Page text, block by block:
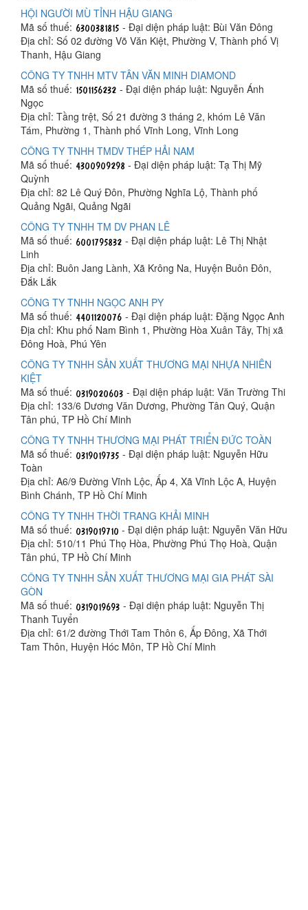
HỘI NGƯỜI MÙ TỈNH HẬU GIANG
Mã số thuế:
- Đại diện pháp luật: Bùi Văn Đông
Địa chỉ: Số 02 đường Võ Văn Kiệt, Phường V, Thành phố Vị
Thanh, Hậu Giang
CÔNG TY TNHH MTV TÂN VĂN MINH DIAMOND
Mã số thuế:
- Đại diện pháp luật: Nguyễn Ánh
Ngọc
Địa chỉ: Tầng trệt, Số 21 đường 3 tháng 2, khóm Lê Văn
Tám, Phường 1, Thành phố Vĩnh Long, Vĩnh Long
CÔNG TY TNHH TMDV THÉP HẢI NAM
Mã số thuế:
- Đại diện pháp luật: Tạ Thị Mỹ
Quỳnh
Địa chỉ: 82 Lê Quý Đôn, Phường Nghĩa Lộ, Thành phố
Quảng Ngãi, Quảng Ngãi
CÔNG TY TNHH TM DV PHAN LÊ
Mã số thuế:
- Đại diện pháp luật: Lê Thị Nhật
Linh
Địa chỉ: Buôn Jang Lành, Xã Krông Na, Huyện Buôn Đôn,
Đắk Lắk
CÔNG TY TNHH NGỌC ANH PY
Mã số thuế:
- Đại diện pháp luật: Đặng Ngọc Anh
Địa chỉ: Khu phố Nam Bình 1, Phường Hòa Xuân Tây, Thị xã
Đông Hoà, Phú Yên
CÔNG TY TNHH SẢN XUẤT THƯƠNG MẠI NHỰA NHIÊN
KIỆT
Mã số thuế:
- Đại diện pháp luật: Văn Trường Thi
Địa chỉ: 133/6 Dương Văn Dương, Phường Tân Quý, Quận
Tân phú, TP Hồ Chí Minh
CÔNG TY TNHH THƯƠNG MẠI PHÁT TRIỂN ĐỨC TOÀN
Mã số thuế:
- Đại diện pháp luật: Nguyễn Hữu
Toàn
Địa chỉ: A6/9 Đường Vĩnh Lộc, Ấp 4, Xã Vĩnh Lộc A, Huyện
Bình Chánh, TP Hồ Chí Minh
CÔNG TY TNHH THỜI TRANG KHẢI MINH
Mã số thuế:
- Đại diện pháp luật: Nguyễn Văn Hữu
Địa chỉ: 510/11 Phú Thọ Hòa, Phường Phú Thọ Hoà, Quận
Tân phú, TP Hồ Chí Minh
CÔNG TY TNHH SẢN XUẤT THƯƠNG MẠI GIA PHÁT SÀI
GÒN
Mã số thuế:
- Đại diện pháp luật: Nguyễn Thị
Thanh Tuyển
Địa chỉ: 61/2 đường Thới Tam Thôn 6, Ấp Đông, Xã Thới
Tam Thôn, Huyện Hóc Môn, TP Hồ Chí Minh